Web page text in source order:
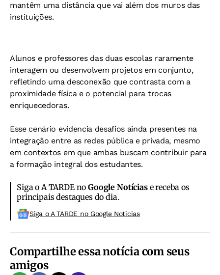
mantêm uma distância que vai além dos muros das
instituições.
Alunos e professores das duas escolas raramente
interagem ou desenvolvem projetos em conjunto,
refletindo uma desconexão que contrasta com a
proximidade física e o potencial para trocas
enriquecedoras.
Esse cenário evidencia desafios ainda presentes na
integração entre as redes pública e privada, mesmo
em contextos em que ambas buscam contribuir para
a formação integral dos estudantes.
Siga o A TARDE noGoogle Notíciase receba os
principais destaques do dia.
Siga o A TARDE no Google Noticias
Compartilhe essa notícia com seus
amigos